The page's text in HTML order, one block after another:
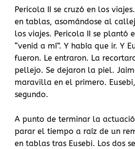
Pericola II se cruzó en los
en tablas, asomándose al
los viajes. Pericola II se plantó
“venid a mí”. Y había que ir. Y
fueron. Le entraron. La
pellejo. Se dejaron la piel.
maravilla en el primero.
segundo.
A punto de terminar la
parar el tiempo a raíz de un
en tablas tras Eusebi. Los dos